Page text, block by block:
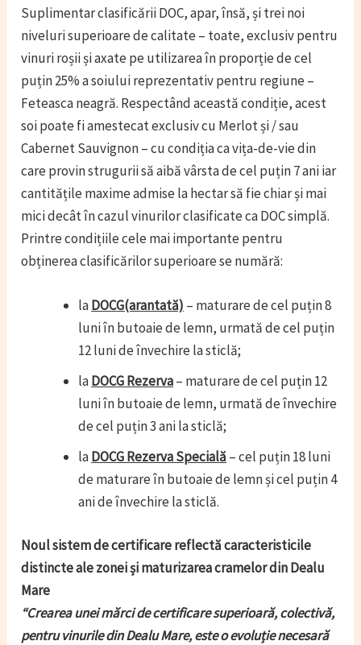
Suplimentar clasificării DOC, apar, însă, și trei noi
niveluri superioare de calitate – toate, exclusiv pentru
vinuri roșii și axate pe utilizarea în proporție de cel
puțin 25% a soiului reprezentativ pentru regiune –
Feteasca neagră. Respectând această condiție, acest
soi poate fi amestecat exclusiv cu Merlot și / sau
Cabernet Sauvignon – cu condiția ca vița-de-vie din
care provin strugurii să aibă vârsta de cel puțin 7 ani iar
cantitățile maxime admise la hectar să fie chiar și mai
mici decât în cazul vinurilor clasificate ca DOC simplă.
Printre condițiile cele mai importante pentru
obținerea clasificărilor superioare se numără:
laDOCG(arantată) – maturare de cel puțin 8
luni în butoaie de lemn, urmată de cel puțin
12 luni de învechire la sticlă;
laDOCG Rezerva– maturare de cel puțin 12
luni în butoaie de lemn, urmată de învechire
de cel puțin 3 ani la sticlă;
laDOCG Rezerva Specială – cel puțin 18 luni
de maturare în butoaie de lemn și cel puțin 4
ani de învechire la sticlă.
Noul sistem de certificare reflectă caracteristicile
distincte ale zonei și maturizarea cramelor din Dealu
Mare
“Crearea unei mărci de certificare superioară, colectivă,
pentru vinurile din Dealu Mare,este o evoluție necesară